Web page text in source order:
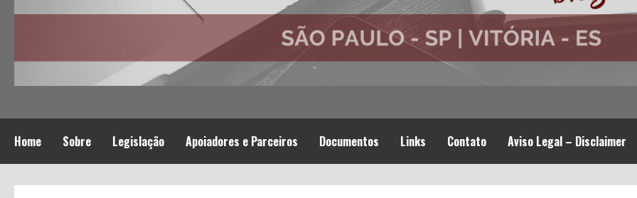
Home Sobre Legislação Apoiadores e Parceiros Documentos Links Contato Aviso Legal – Disclaimer